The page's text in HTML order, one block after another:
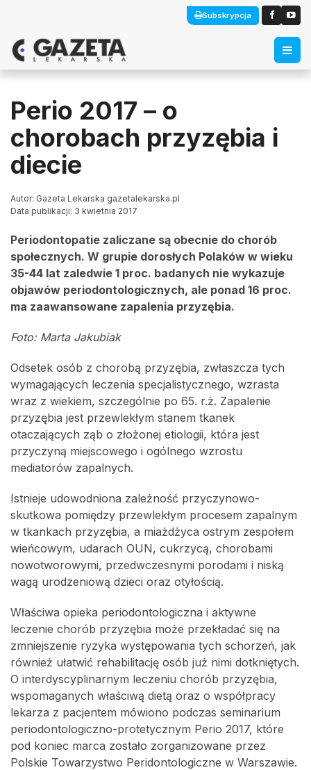
Subskrypcja
Perio 2017 – o
chorobach przyzębia i
diecie
Autor: Gazeta Lekarska gazetalekarska.pl
Data publikacji: 3 kwietnia 2017
Periodontopatie zaliczane są obecnie do chorób
społecznych. W grupie dorosłych Polaków w wieku
35-44 lat zaledwie 1 proc. badanych nie wykazuje
objawów periodontologicznych, ale ponad 16 proc.
ma zaawansowane zapalenia przyzębia.
Foto: Marta Jakubiak
Odsetek osób z chorobą przyzębia, zwłaszcza tych
wymagających leczenia specjalistycznego, wzrasta
wraz z wiekiem, szczególnie po 65. r.ż. Zapalenie
przyzębia jest przewlekłym stanem tkanek
otaczających ząb o złożonej etiologii, która jest
przyczyną miejscowego i ogólnego wzrostu
mediatorów zapalnych.
Istnieje udowodniona zależność przyczynowo-
skutkowa pomiędzy przewlekłym procesem zapalnym
w tkankach przyzębia, a miażdżyca ostrym zespołem
wieńcowym, udarach OUN, cukrzycą, chorobami
nowotworowymi, przedwczesnymi porodami i niską
wagą urodzeniową dzieci oraz otyłością.
Właściwa opieka periodontologiczna i aktywne
leczenie chorób przyzębia może przekładać się na
zmniejszenie ryzyka występowania tych schorzeń, jak
również ułatwić rehabilitację osób już nimi dotkniętych.
O interdyscyplinarnym leczeniu chorób przyzębia,
wspomaganych właściwą dietą oraz o współpracy
lekarza z pacjentem mówiono podczas seminarium
periodontologiczno-protetycznym Perio 2017, które
pod koniec marca zostało zorganizowane przez
Polskie Towarzystwo Peridontologiczne w Warszawie.